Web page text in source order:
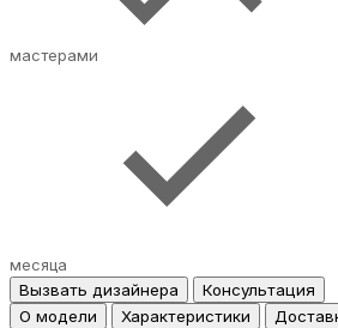
мастерами
месяца
Вызвать дизайнера
Консультация
О модели
Характеристики